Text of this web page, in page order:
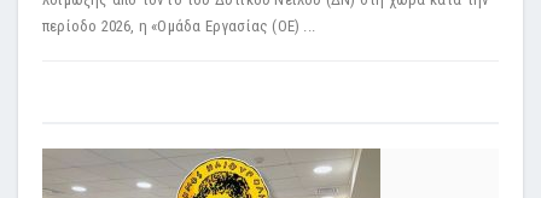
περίοδο 2026, η «Ομάδα Εργασίας (ΟΕ) ...